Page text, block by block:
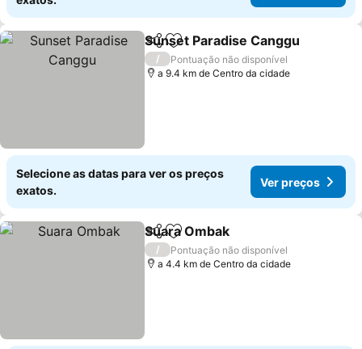
PartilharAdicionar aos favoritos
Sunset Paradise Canggu
/
Pontuação não disponível
a 9.4 km de Centro da cidade
Selecione as datas para ver os preços
exatos.
Ver preços
PartilharAdicionar aos favoritos
Suara Ombak
/
Pontuação não disponível
a 4.4 km de Centro da cidade